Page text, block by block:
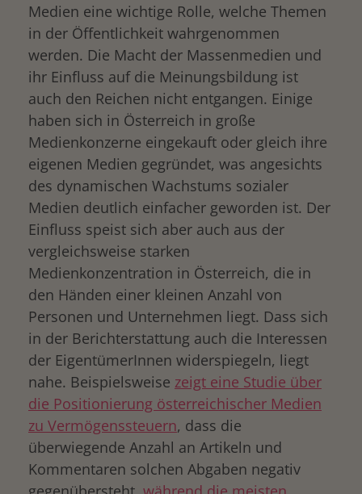
Medien eine wichtige Rolle, welche Themen
in der Öffentlichkeit wahrgenommen
werden. Die Macht der Massenmedien und
ihr Einfluss auf die Meinungsbildung ist
auch den Reichen nicht entgangen. Einige
haben sich in Österreich in große
Medienkonzerne eingekauft oder gleich ihre
eigenen Medien gegründet, was angesichts
des dynamischen Wachstums sozialer
Medien deutlich einfacher geworden ist. Der
Einfluss speist sich aber auch aus der
vergleichsweise starken
Medienkonzentration in Österreich, die in
den Händen einer kleinen Anzahl von
Personen und Unternehmen liegt. Dass sich
in der Berichterstattung auch die Interessen
der EigentümerInnen widerspiegeln, liegt
nahe. Beispielsweise zeigt eine Studie über
die Positionierung österreichischer Medien
zu Vermögenssteuern, dass die
überwiegende Anzahl an Artikeln und
Kommentaren solchen Abgaben negativ
drucken